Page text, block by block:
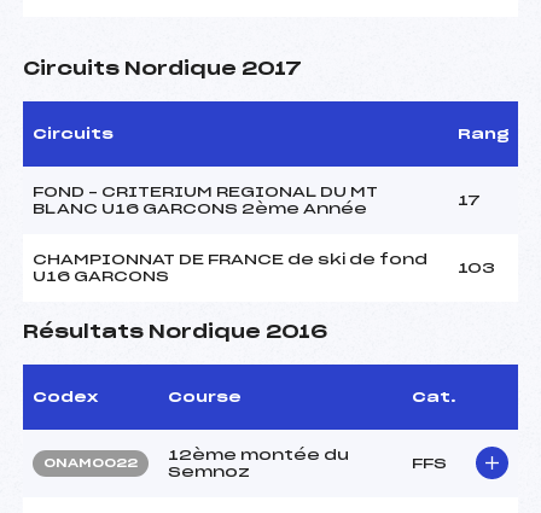
Circuits Nordique 2017
Circuits Rang
FOND – CRITERIUM REGIONAL DU MT
BLANC U16 GARCONS 2ème Année
17
CHAMPIONNAT DE FRANCE de ski de fond
U16 GARCONS
103
Résultats Nordique 2016
Codex Course Cat.
ONAM0022
12ème montée du
Semnoz
FFS